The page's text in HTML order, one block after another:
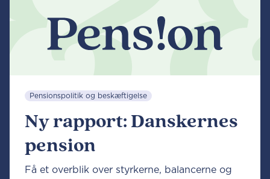
Pensionspolitik og beskæftigelse
Ny rapport: Danskernes
pension
Få et overblik over styrkerne, balancerne og